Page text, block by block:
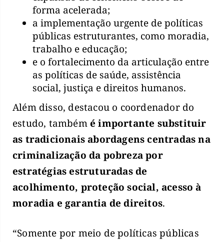
forma acelerada;
a implementação urgente de políticas
públicas estruturantes, como moradia,
trabalho e educação;
e o fortalecimento da articulação entre
as políticas de saúde, assistência
social, justiça e direitos humanos.
Além disso, destacou o coordenador do
estudo, também é importante substituir
as tradicionais abordagens centradas na
criminalização da pobreza por
estratégias estruturadas de
acolhimento, proteção social, acesso à
moradia e garantia de direitos.
“Somente por meio de políticas públicas